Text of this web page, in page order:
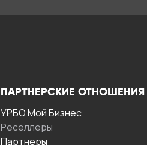
ПАРТНЕРСКИЕ ОТНОШЕНИЯ
УРБО Мой Бизнес
Реселлеры
Партнеры